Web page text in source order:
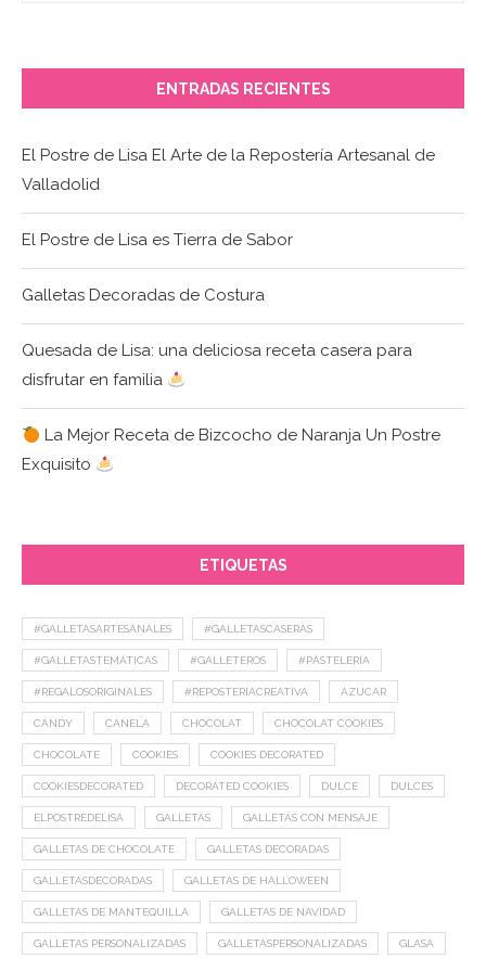
ENTRADAS RECIENTES
El Postre de Lisa El Arte de la Repostería Artesanal de
Valladolid
El Postre de Lisa es Tierra de Sabor
Galletas Decoradas de Costura
Quesada de Lisa: una deliciosa receta casera para
disfrutar en familia
La Mejor Receta de Bizcocho de Naranja Un Postre
Exquisito
ETIQUETAS
#GALLETASARTESANALES #GALLETASCASERAS
#GALLETASTEMÁTICAS #GALLETEROS #PASTELERÍA
#REGALOSORIGINALES #REPOSTERIACREATIVA AZUCAR
CANDY CANELA CHOCOLAT CHOCOLAT COOKIES
CHOCOLATE COOKIES COOKIES DECORATED
COOKIESDECORATED DECORATED COOKIES DULCE DULCES
ELPOSTREDELISA GALLETAS GALLETAS CON MENSAJE
GALLETAS DE CHOCOLATE GALLETAS DECORADAS
GALLETASDECORADAS GALLETAS DE HALLOWEEN
GALLETAS DE MANTEQUILLA GALLETAS DE NAVIDAD
GALLETAS PERSONALIZADAS GALLETASPERSONALIZADAS GLASA